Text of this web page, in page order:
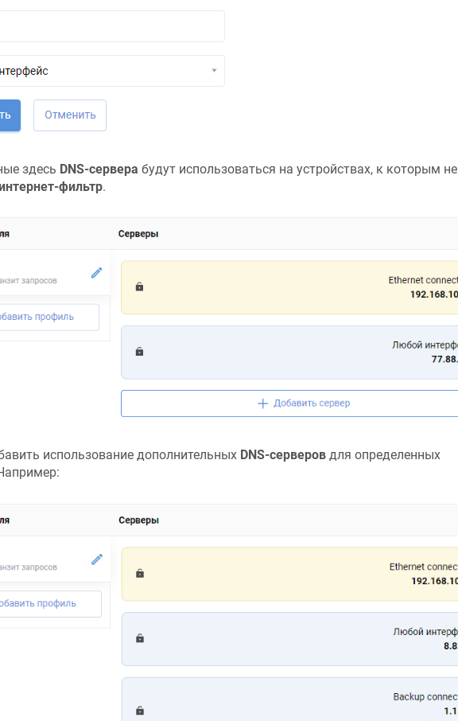
здесь DNS-сервера будут использоваться на устройствах, к которым не
интернет-фильтр.
использование дополнительных DNS-серверовдля определенных